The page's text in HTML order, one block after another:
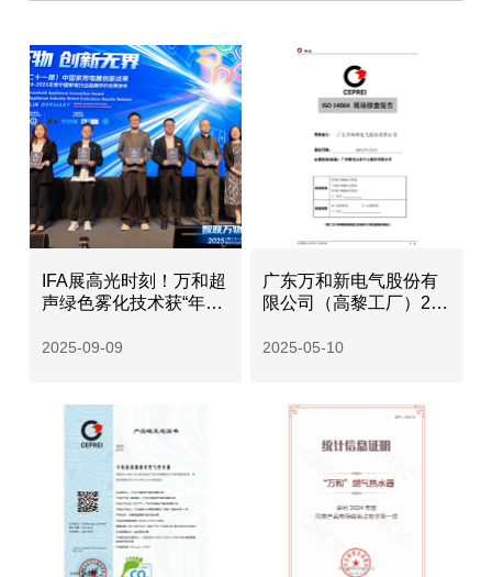
IFA展高光时刻！万和超
声绿色雾化技术获“年度
2025-09-09
广东万和新电气股份有
限公司（高黎工厂）202
2025-05-10